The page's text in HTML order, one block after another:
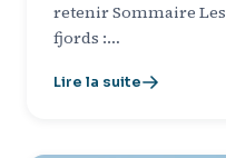
retenir Sommaire
fjords :…
Lire la suite